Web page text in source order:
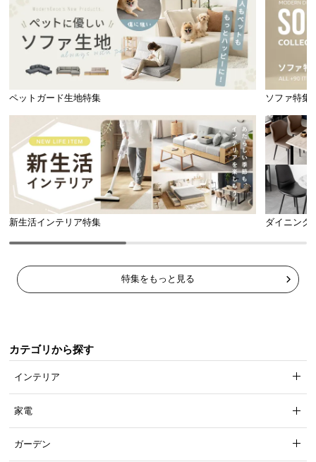
ペットガード生地特集 ソファ特集
新生活インテリア特集 ダイニング
特集をもっと見る
カテゴリから探す
インテリア
家電
ガーデン